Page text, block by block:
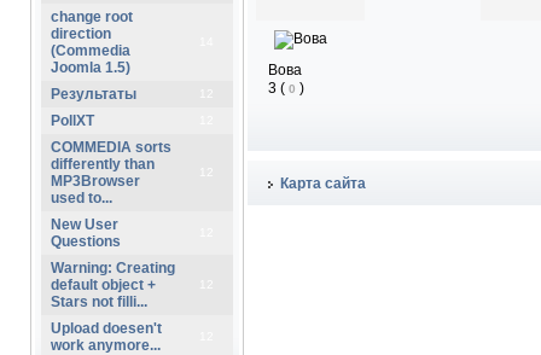
change root
direction
(Commedia
Joomla 1.5)
Результаты
PollXT
COMMEDIA sorts
differently than
MP3Browser
used to...
New User
Questions
Warning: Creating
default object +
Stars not filli...
Upload doesen't
work anymore...
Вова
3( 0 )
Карта сайта